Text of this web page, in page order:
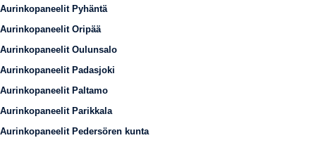
Aurinkopaneelit Pyhäntä
Aurinkopaneelit Oripää
Aurinkopaneelit Oulunsalo
Aurinkopaneelit Padasjoki
Aurinkopaneelit Paltamo
Aurinkopaneelit Parikkala
Aurinkopaneelit Pedersören kunta